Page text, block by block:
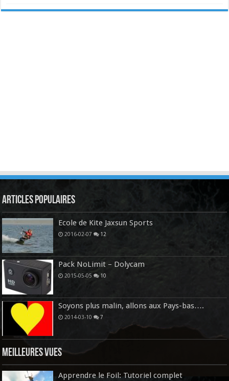
Articles Populaires
Ecole de Kite Jaxsun Sports
2016-02-07 12
Pack NoLimit – Dolycam
2015-05-05 10
Soyons plus malin, allons aux Pays-bas….
2014-03-10 7
Meilleures vues
Apprendre le Foil: Tutoriel complet